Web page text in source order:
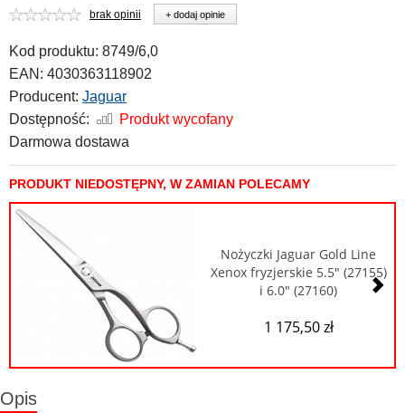
brak opinii + dodaj opinie
Kod produktu: 8749/6,0
EAN: 4030363118902
Producent: Jaguar
Dostępność:
Produkt wycofany
Darmowa dostawa
PRODUKT NIEDOSTĘPNY, W ZAMIAN POLECAMY
Nożyczki Jaguar Gold Line
Xenox fryzjerskie 5.5" (27155)
i 6.0" (27160)
1 175,50 zł
Opis